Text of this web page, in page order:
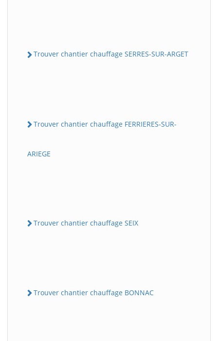
Trouver chantier chauffage SERRES-SUR-ARGET
Trouver chantier chauffage FERRIERES-SUR-
ARIEGE
Trouver chantier chauffage SEIX
Trouver chantier chauffage BONNAC